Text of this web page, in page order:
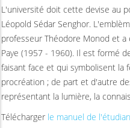
L'université doit cette devise au
Léopold Sédar Senghor.
professeur Théodore Monod et
Paye (1957 - 1960). Il est formé
faisant face et qui symbolisent la
procréation ; de part et d'autre
représentant la lumière, la
Télécharger le manuel de